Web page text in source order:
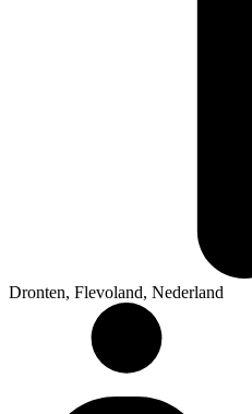
Dronten, Flevoland, Nederland